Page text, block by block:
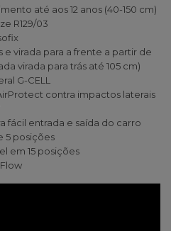
até aos 12 anos (40-150 cm)
R129/03
e virada para a frente a partir de
virada para trás até 105 cm)
G-CELL
contra impactos laterais
fácil entrada e saída do carro
5 posições
em 15 posições